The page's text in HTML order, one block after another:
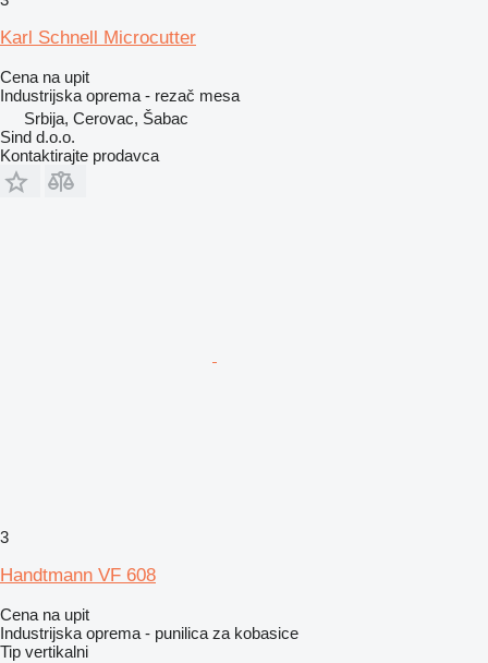
Karl Schnell Microcutter
Cena na upit
Industrijska oprema - rezač mesa
Srbija, Cerovac, Šabac
Sind d.o.o.
Kontaktirajte prodavca
3
Handtmann VF 608
Cena na upit
Industrijska oprema - punilica za kobasice
Tip vertikalni